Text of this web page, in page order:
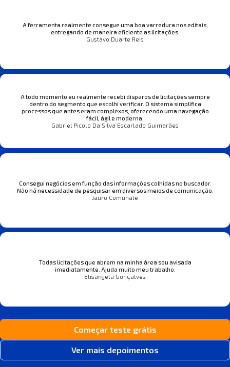
A ferramenta realmente consegue uma boa varredura nos editais,
entregando de maneira eficiente as licitações.
Gustavo Duarte Reis
A todo momento eu realmente recebi disparos de licitações sempre
dentro do segmento que escolhi verificar. O sistema simplifica
processos que antes eram complexos, oferecendo uma navegação
fácil, ágil e moderna.
Gabriel Picolo Da Silva Escarlado Guimarães
Consegui negócios em função das informações colhidas no buscador.
Não há necessidade de pesquisar em diversos meios de comunicação.
Jauro Comunale
Todas licitações que abrem na minha área sou avisada
imediatamente. Ajuda muito meu trabalho.
Elisângela Gonçalves
Começar teste grátis
Ver mais depoimentos